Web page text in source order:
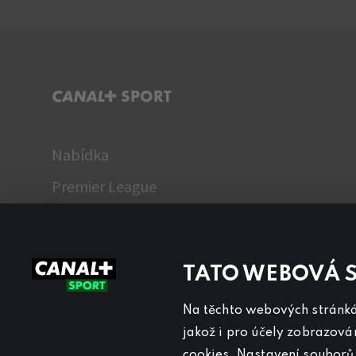
TATO WEBOVÁ
Na těchto webových
jakož i pro účely
C+ SPORT
Nabídka
Premier League
TV program